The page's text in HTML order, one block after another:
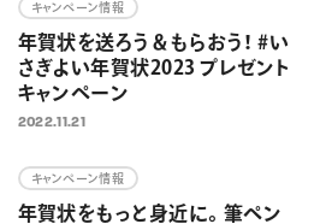
キャンペーン情報
年賀状を送ろう＆もらおう！ #い
さぎよい年賀状2023 プレゼント
キャンペーン
2022.11.21
キャンペーン情報
年賀状をもっと身近に。筆ペン